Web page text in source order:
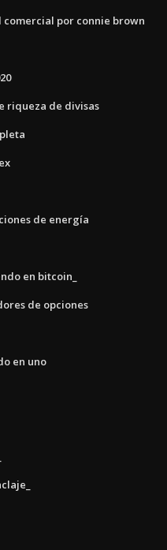
por connie brown
riqueza de divisas
de energía
en bitcoin_
de opciones
en uno